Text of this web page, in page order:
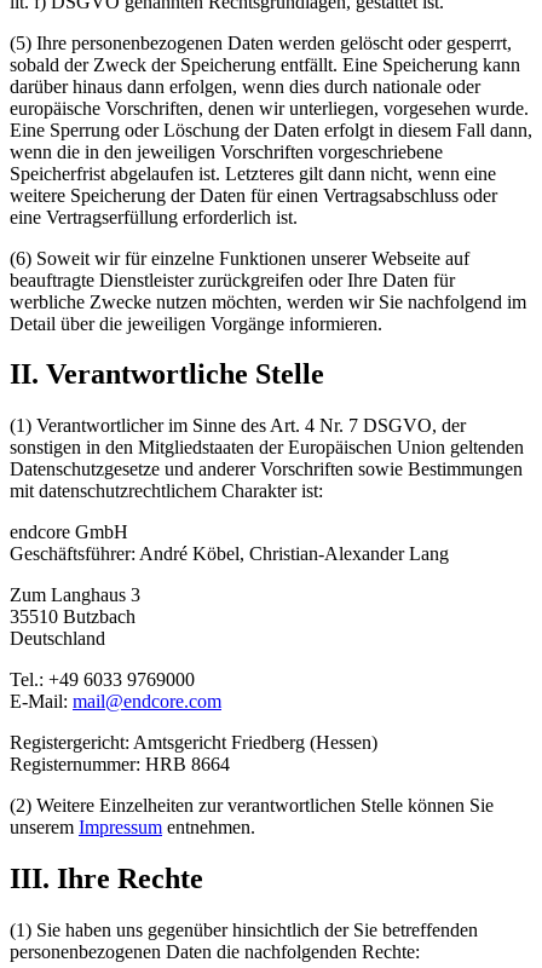
(5) Ihre personenbezogenen Daten werden gelöscht oder gesperrt,
sobald der Zweck der Speicherung entfällt. Eine Speicherung kann
darüber hinaus dann erfolgen, wenn dies durch nationale oder
europäische Vorschriften, denen wir unterliegen, vorgesehen wurde.
Eine Sperrung oder Löschung der Daten erfolgt in diesem Fall dann,
wenn die in den jeweiligen Vorschriften vorgeschriebene
Speicherfrist abgelaufen ist. Letzteres gilt dann nicht, wenn eine
weitere Speicherung der Daten für einen Vertragsabschluss oder
eine Vertragserfüllung erforderlich ist.
(6) Soweit wir für einzelne Funktionen unserer Webseite auf
beauftragte Dienstleister zurückgreifen oder Ihre Daten für
werbliche Zwecke nutzen möchten, werden wir Sie nachfolgend im
Detail über die jeweiligen Vorgänge informieren.
II. Verantwortliche Stelle
(1) Verantwortlicher im Sinne des Art. 4 Nr. 7 DSGVO, der
sonstigen in den Mitgliedstaaten der Europäischen Union geltenden
Datenschutzgesetze und anderer Vorschriften sowie Bestimmungen
mit datenschutzrechtlichem Charakter ist:
endcore GmbH
Geschäftsführer: André Köbel, Christian-Alexander Lang
Zum Langhaus 3
35510 Butzbach
Deutschland
Tel.: +49 6033 9769000
E-Mail: mail@endcore.com
Registergericht: Amtsgericht Friedberg (Hessen)
Registernummer: HRB 8664
(2) Weitere Einzelheiten zur verantwortlichen Stelle können Sie
unserem Impressum entnehmen.
III. Ihre Rechte
(1) Sie haben uns gegenüber hinsichtlich der Sie betreffenden
personenbezogenen Daten die nachfolgenden Rechte: